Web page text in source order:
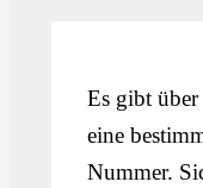
Es gibt
eine
Nummer.